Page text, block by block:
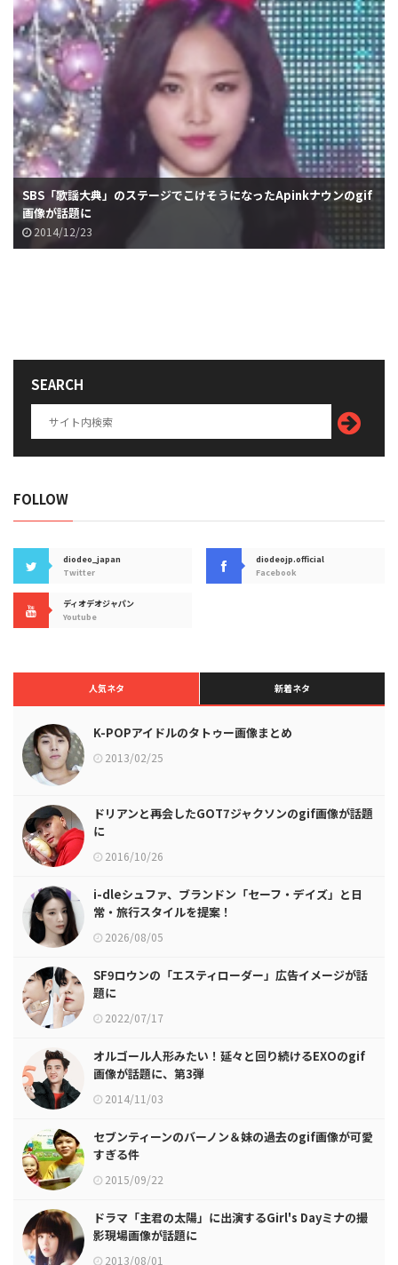
SBS「歌謡大典」のステージでこけそうになったApinkナウンのgif
画像が話題に
2014/12/23
SEARCH
FOLLOW
diodeo_japan
Twitter
diodeojp.official
Facebook
ディオデオジャパン
Youtube
人気ネタ 新着ネタ
K-POPアイドルのタトゥー画像まとめ
2013/02/25
ドリアンと再会したGOT7ジャクソンのgif画像が話題
に
2016/10/26
i-dleシュファ、ブランドン「セーフ・デイズ」と日
常・旅行スタイルを提案！
2026/08/05
SF9ロウンの「エスティローダー」広告イメージが話
題に
2022/07/17
オルゴール人形みたい！延々と回り続けるEXOのgif
画像が話題に、第3弾
2014/11/03
セブンティーンのバーノン＆妹の過去のgif画像が可愛
すぎる件
2015/09/22
ドラマ「主君の太陽」に出演するGirl's Dayミナの撮
影現場画像が話題に
2013/08/01